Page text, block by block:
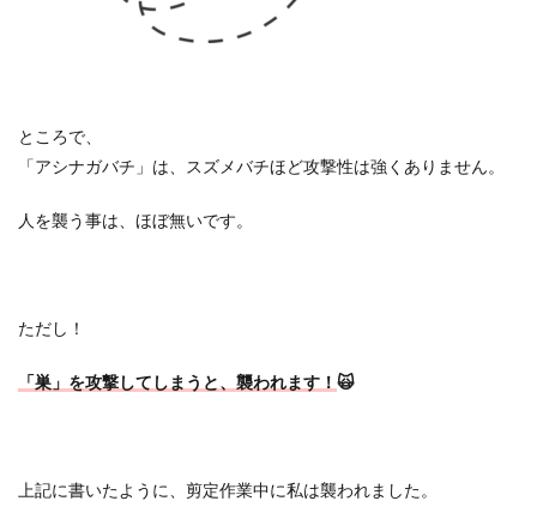
ところで、
「アシナガバチ」は、スズメバチほど攻撃性は強くありません。
人を襲う事は、ほぼ無いです。
ただし！
「巣」を攻撃してしまうと、襲われます！ 🙀
上記に書いたように、剪定作業中に私は襲われました。